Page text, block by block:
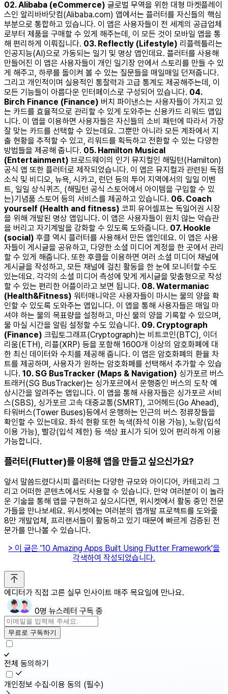
02. Alibaba (eCommerce) 글로벌 무역을 위한 대형 마켓플레이
스인 알리바바닷컴(Alibaba.com) 앱에서는 플러터를 자신들의 핵심
부분으로 통합하고 있습니다. 이 앱은 사용자들이 전 세계의 공급업체
로부터 제품을 구매할 수 있게 해주는데, 이 모든 것이 모바일 앱을 통
해 편리하게 이뤄집니다. ​ ​ 03. Reflectly (Lifestyle) 리플렉틀리는
인공지능(AI)으로 가동되는 일기 및 명상 앱인데요. 플러터를 사용해
만들어진 이 앱은 사용자들이 개인 일기장 안에서 스토리를 만들 수 있
게 해주고, 하루를 돌이켜 볼 수 있는 질문들을 매일매일 던져줍니다.
그리고 개인적이며 실용적인 통찰력과 고급 통계도 제공해주는데, 이
모든 기능들이 아름다운 인터페이스로 구성되어 있습니다. ​ ​ 04.
Birch Finance (Finance) 버치 파이낸스는 사용자들이 가지고 있
는 카드를 효율적으로 관리할 수 있게 도와주는 신용카드 리워드 앱입
니다. 이 앱을 이용하면 사용자들은 자신들의 소비 패턴에 따라서 가장
잘 맞는 카드를 선택할 수 있는데요. 그뿐만 아니라 모든 계좌에서 지
출 현황을 추적할 수 있고, 리워드를 획득하고 전환할 수 있는 다양한
방법들을 제공해 줍니다. ​ ​ 05. Hamilton Musical
(Entertainment) 브로드웨이의 인기 뮤지컬인 해밀턴(Hamilton)
공식 앱 또한 플러터로 제작되었습니다. 이 앱은 뮤지컬과 관련된 독점
소식 및 비디오, 뉴욕, 시카고, 런던 등의 투어 지역에서의 일일 이벤
트, 일일 상식퀴즈, (해밀턴 공식 스토어에서 아이템을 구입할 수 있
는)기념품 스토어 등의 서비스를 제공하고 있습니다. ​ ​ 06. Coach
yourself (Health and fitness) 코피 유어셀프는 독일어권 시장
을 위해 개발된 명상 앱입니다. 이 앱은 사용자들이 원치 않는 악습관
을 버리고 자기계발을 강화할 수 있도록 도와줍니다. ​ ​ 07. Hookle
(social) 후클 역시 플러터를 사용해서 만든 앱인데요. 이 앱은 사용
자들이 게시글을 공유하고, 다양한 소셜 미디어 계정을 한 곳에서 관리
할 수 있게 해줍니다. 또한 후클을 이용하면 여러 소셜 미디어 채널에
게시글을 작성하고, 모든 채널에 걸친 활동을 한 눈에 모니터할 수도
있는데요. 각각의 소셜 미디어 측성에 맞게 게시글을 맞춤형으로 작성
할 수 있는 편리한 어플이라고 보면 됩니다. ​ ​ 08. Watermaniac
(Health&Fitness) 워터매니악은 사용자들이 마시는 물의 양을 확
인할 수 있도록 도와주는 앱입니다. 이 앱을 통해 사용자들은 매일 마
셔야 하는 물의 목표량을 설정하고, 마신 물의 양을 기록할 수 있으며,
물 마실 시간을 알림 설정할 수도 있습니다. ​ ​ 09. Cryptograph
(Finance) 크립토그래프(Cryptograph)는 비트코인(BTC), 이더
리움(ETH), 리플(XRP) 등을 포함해 1600개 이상의 암호화폐에 대
한 최신 데이터와 수치를 제공해 줍니다. 이 앱은 암호화폐의 환율 차
트를 제공하며, 사용자가 원하는 암호화폐를 선택해서 추가할 수 있습
니다. ​ ​ 10. SG BusTracker (Maps & Navigation) 싱가포르 버스
트래커(SG BusTracker)는 싱가포르에서 운행중인 버스의 도착 예
상시간을 알려주는 앱입니다. 이 앱을 통해 사용자들은 싱가포르 서비
스(SBS), 싱가포르 고속 대중교통(SMRT), 고어헤드(Go Ahead),
타워버스(Tower Buses)등에서 운행하는 인근의 버스 정류장들을
확인할 수 있는데요. 좌석 현황 또한 녹색(좌석 이용 가능), 노랑(입석
이용 가능), 빨강(입석 제한) 등 색상 표시가 되어 있어 편리하게 이용
가능합니다. ​ ​
플러터(Flutter)를 이용해 앱을 만들고 싶으신가요?
앞서 말씀드렸다시피 플러터는 다양한 규모와 아이디어, 카테고리 그
리고 어떠한 콘텐츠에서도 사용할 수 있습니다. 만약 여러분이 이 놀라
운 기술을 통해 앱을 구현하고 싶으시다면, 위시켓에서 활동 중인 전문
가들을 만나보세요. 위시켓에는 여러분의 앱개발 프로젝트를 도와줄
8만 개발업체, 프리랜서들이 활동하고 있기 때문에 빠르게 검증된 전
문가를 만나볼 수 있습니다.
> 이 글은 '10 Amazing Apps Built Using Flutter Framework'을
각색하여 작성되었습니다.
에디터가 직접 고른 실무 인사이트 매주 목요일에 만나요.
0명 뉴스레터 구독 중
무료로 구독하기
전체 동의하기
개인정보 수집·이용 동의 (필수)